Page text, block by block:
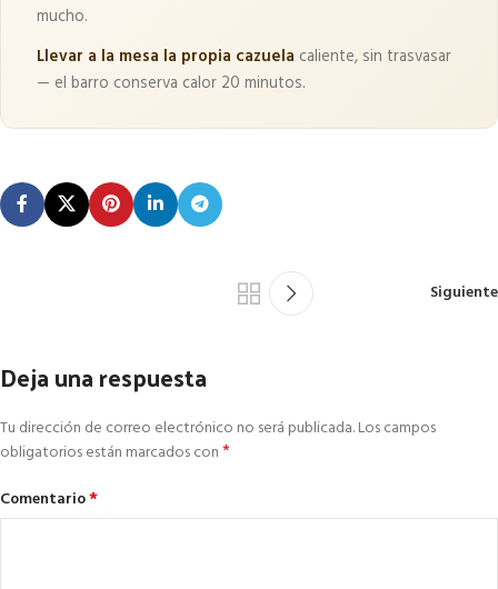
mucho.
Llevar a la mesa la propia cazuela caliente, sin trasvasar
— el barro conserva calor 20 minutos.
Siguiente
Deja una respuesta
Tu dirección de correo electrónico no será publicada.Los campos
obligatorios están marcados con*
Comentario*